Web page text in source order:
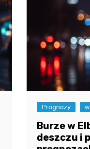
Prognozy
Burze w
deszczu i